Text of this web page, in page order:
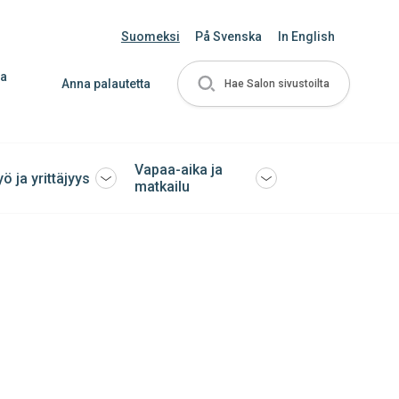
Suomeksi På Svenska In English
Anna palautetta Hae Salon sivustoilta
ja yrittäjyys Avaa
Vapaa-aika ja
matkailu
Avaa